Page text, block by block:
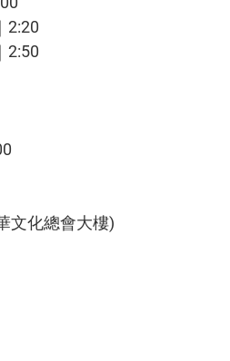
2:20
2:50
文化總會大樓)